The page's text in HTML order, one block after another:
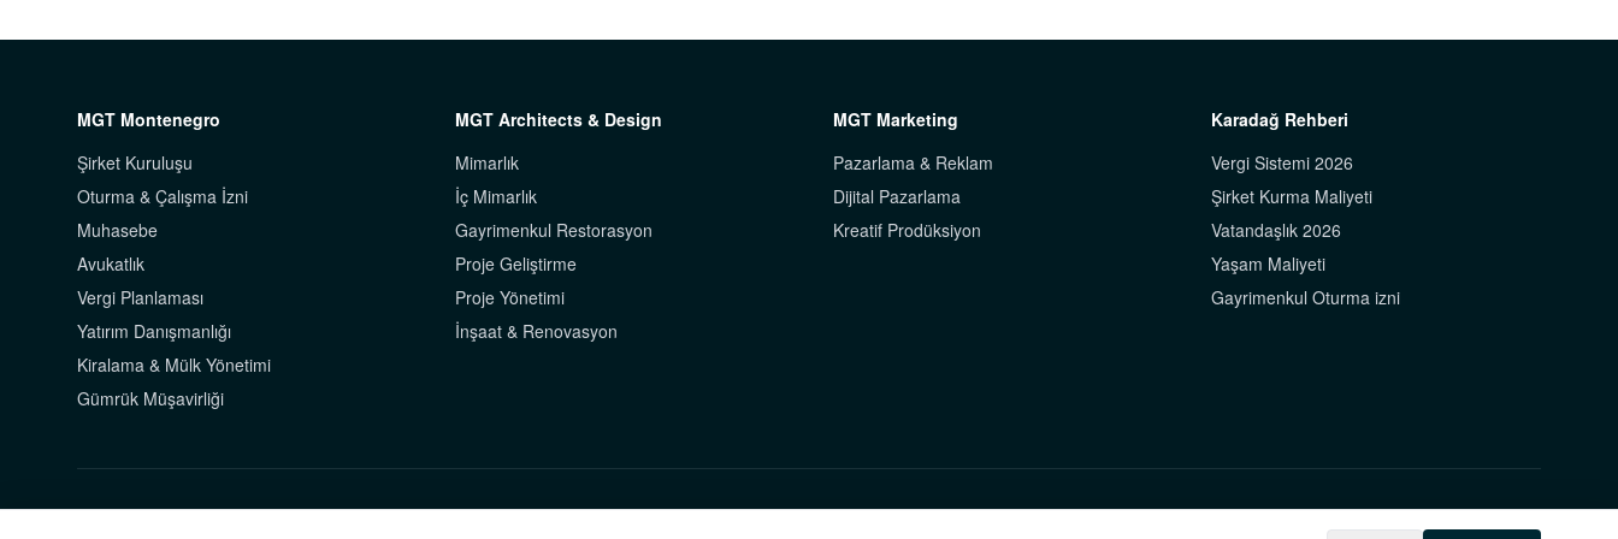
MGT Montenegro
Şirket Kuruluşu
Oturma & Çalışma İzni
Muhasebe
Avukatlık
Vergi Planlaması
Yatırım Danışmanlığı
Kiralama & Mülk Yönetimi
Gümrük Müşavirliği
MGT Architects & Design
Mimarlık
İç Mimarlık
Gayrimenkul Restorasyon
Proje Geliştirme
Proje Yönetimi
İnşaat & Renovasyon
MGT Marketing
Pazarlama & Reklam
Dijital Pazarlama
Kreatif Prodüksiyon
Karadağ Rehberi
Vergi Sistemi 2026
Şirket Kurma Maliyeti
Vatandaşlık 2026
Yaşam Maliyeti
Gayrimenkul Oturma izni
© 2026 MGT Montenegro. Tüm hakları saklıdır. İletişimGizlilikEN